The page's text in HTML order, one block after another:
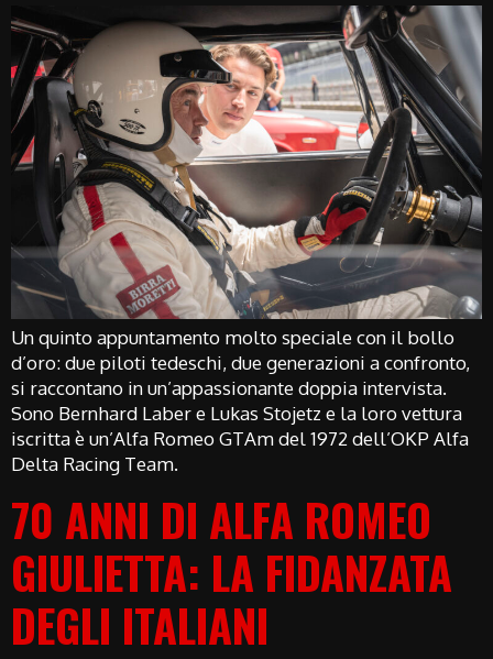
Un quinto appuntamento molto speciale con il bollo
d’oro: due piloti tedeschi, due generazioni a confronto,
si raccontano in un’appassionante doppia intervista.
Sono Bernhard Laber e Lukas Stojetz e la loro vettura
iscritta è un’Alfa Romeo GTAm del 1972 dell’OKP Alfa
Delta Racing Team.
70 ANNI DI ALFA ROMEO
GIULIETTA: LA FIDANZATA
DEGLI ITALIANI